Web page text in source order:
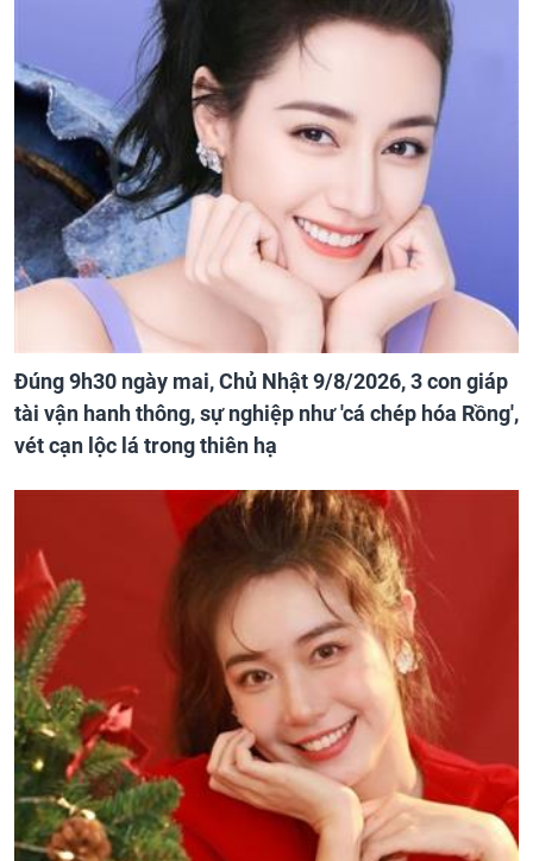
Đúng 9h30 ngày mai, Chủ Nhật 9/8/2026, 3 con giáp
tài vận hanh thông, sự nghiệp như 'cá chép hóa Rồng',
vét cạn lộc lá trong thiên hạ